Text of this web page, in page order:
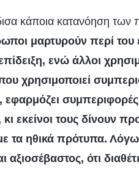
κάποια κατανόηση των
μαρτυρούν περί του
ενώ άλλοι
χρησιμοποιεί
εφαρμόζει
εκείνοι τους δίνουν
τα ηθικά πρότυπα.
ότι